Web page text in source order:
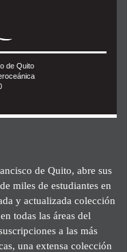
de Quito
de Quito, abre sus
miles de estudiantes en
y actualizada colección
todas las áreas del
a las más
una extensa colección